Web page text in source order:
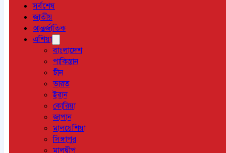
সর্বশেষ
জাতীয়
আন্তর্জাতিক
এশিয়া
বাংলাদেশ
পাকিস্তান
চীন
ভারত
ইরান
কোরিয়া
জাপান
মালয়েশিয়া
সিঙ্গাপুর
মালদ্বীপ